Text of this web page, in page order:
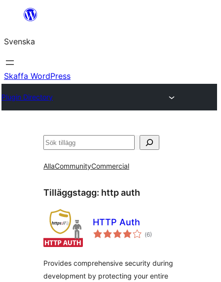
Hoppa
innehåll
Svenska
Skaffa WordPress
Plugin Directory
Sök
AllaCommunityCommercial
Tilläggstagg: http auth
HTTP Auth
(Totalt
antal
6)
Provides comprehensive security during
development by protecting your entire